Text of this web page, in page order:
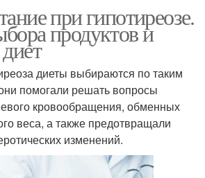
при гипотиреозе.
продуктов и
диеты выбираются по таким
помогали решать вопросы
кровообращения, обменных
веса, а также предотвращали
изменений.